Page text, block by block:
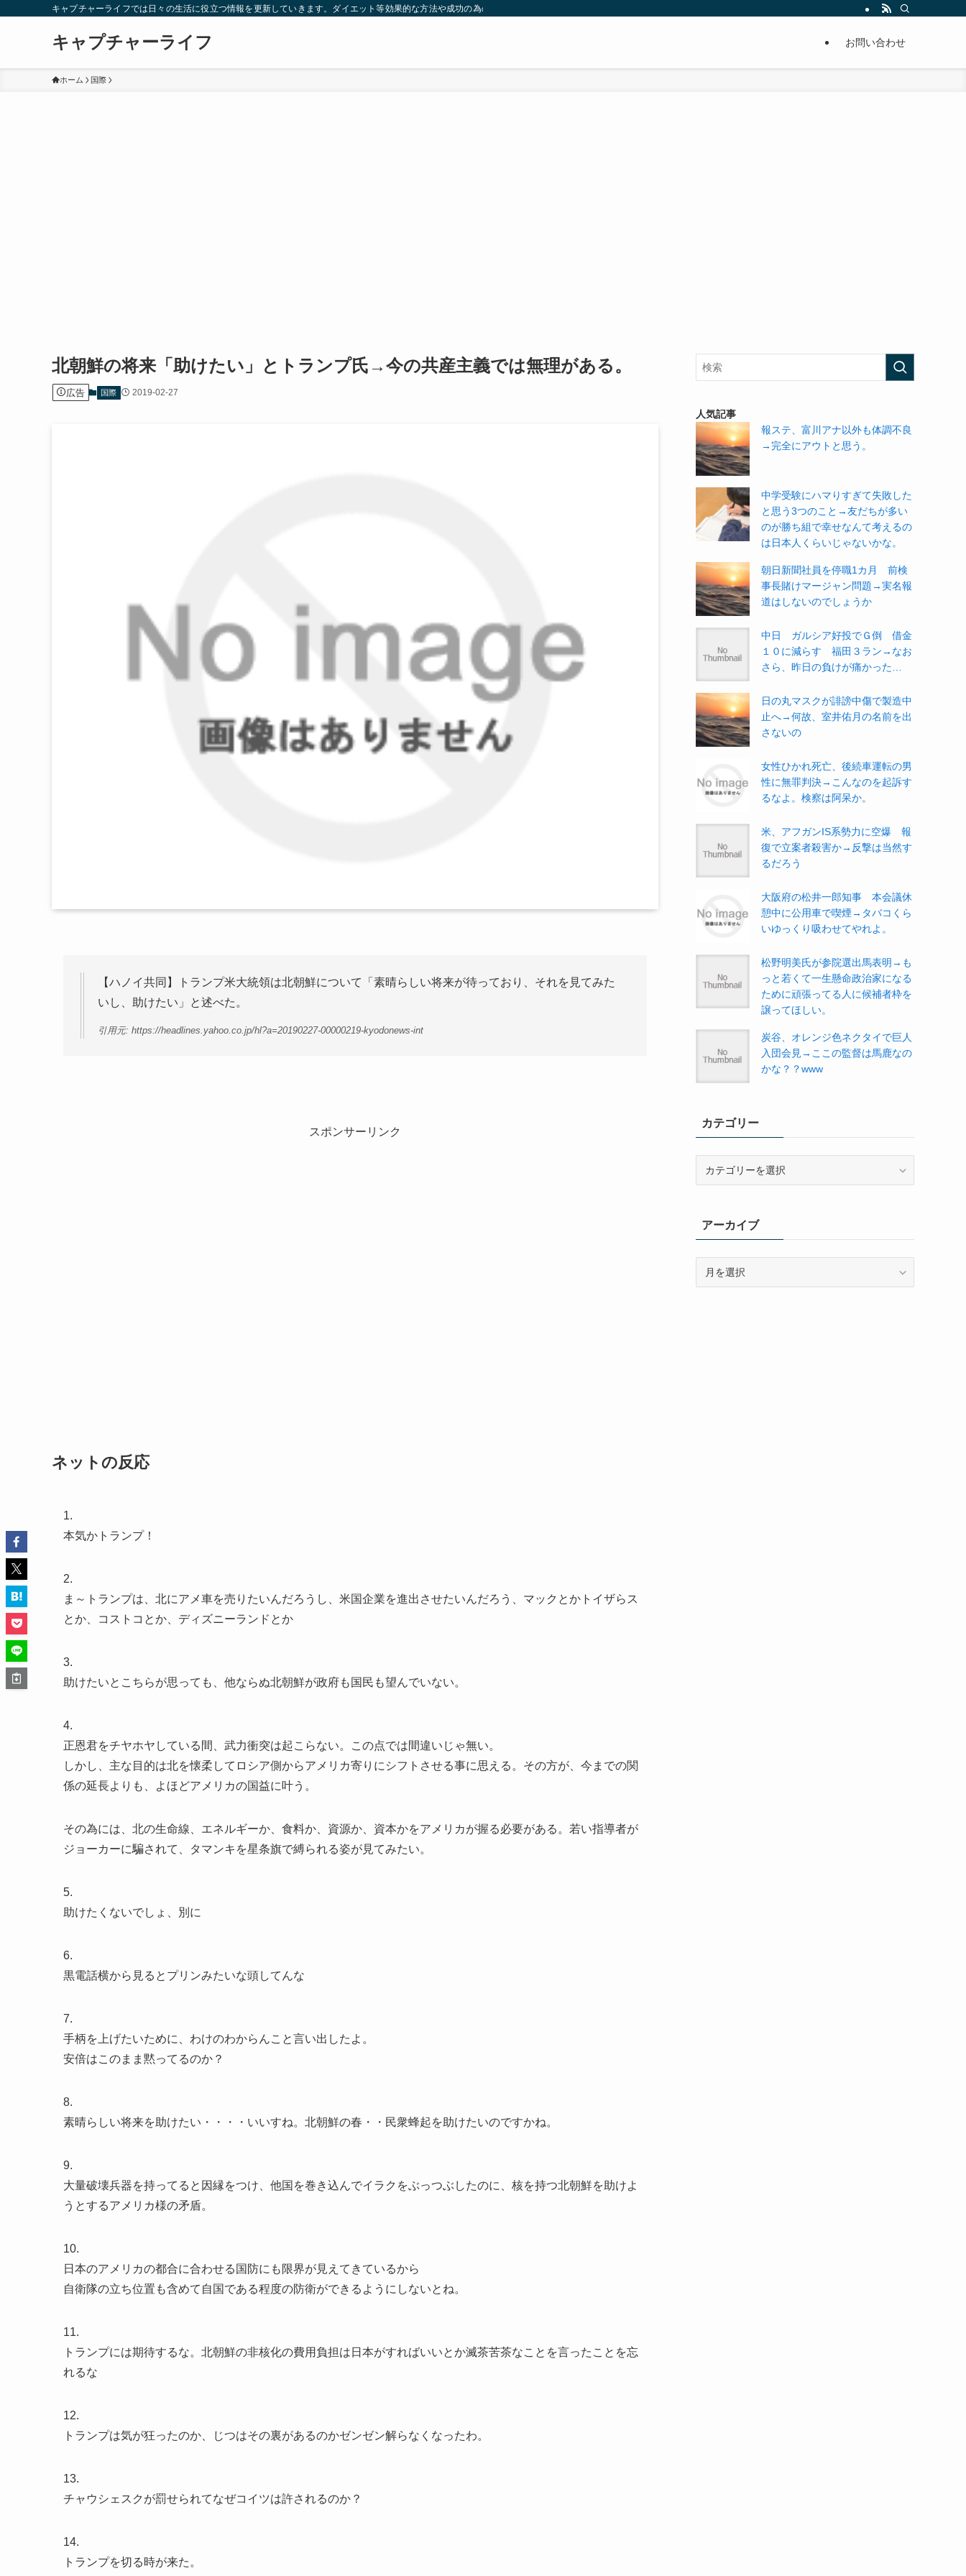
キャプチャーライフでは日々の生活に役立つ情報を更新していきます。ダイエット等効果的な方法や成功の為の秘訣等。太ったり悩んでいる方々が簡単に痩せることが出来るように分かりやすくまとめています。
キャプチャーライフ お問い合わせ
ホーム 国際
北朝鮮の将来「助けたい」とトランプ氏→今の共産主義では無理がある。
広告 国際 2019-02-27
【ハノイ共同】トランプ米大統領は北朝鮮について「素晴らしい将来が待っており、それを見てみた
いし、助けたい」と述べた。
引用元: https://headlines.yahoo.co.jp/hl?a=20190227-00000219-kyodonews-int
スポンサーリンク
ネットの反応
1.
本気かトランプ！
2.
ま～トランプは、北にアメ車を売りたいんだろうし、米国企業を進出させたいんだろう、マックとかトイザらス
とか、コストコとか、ディズニーランドとか
3.
助けたいとこちらが思っても、他ならぬ北朝鮮が政府も国民も望んでいない。
4.
正恩君をチヤホヤしている間、武力衝突は起こらない。この点では間違いじゃ無い。
しかし、主な目的は北を懐柔してロシア側からアメリカ寄りにシフトさせる事に思える。その方が、今までの関
係の延長よりも、よほどアメリカの国益に叶う。
その為には、北の生命線、エネルギーか、食料か、資源か、資本かをアメリカが握る必要がある。若い指導者が
ジョーカーに騙されて、タマンキを星条旗で縛られる姿が見てみたい。
5.
助けたくないでしょ、別に
6.
黒電話横から見るとプリンみたいな頭してんな
7.
手柄を上げたいために、わけのわからんこと言い出したよ。
安倍はこのまま黙ってるのか？
8.
素晴らしい将来を助けたい・・・・いいすね。北朝鮮の春・・民衆蜂起を助けたいのですかね。
9.
大量破壊兵器を持ってると因縁をつけ、他国を巻き込んでイラクをぶっつぶしたのに、核を持つ北朝鮮を助けよ
うとするアメリカ様の矛盾。
10.
日本のアメリカの都合に合わせる国防にも限界が見えてきているから
自衛隊の立ち位置も含めて自国である程度の防衛ができるようにしないとね。
11.
トランプには期待するな。北朝鮮の非核化の費用負担は日本がすればいいとか滅茶苦茶なことを言ったことを忘
れるな
12.
トランプは気が狂ったのか、じつはその裏があるのかゼンゼン解らなくなったわ。
13.
チャウシェスクが罰せられてなぜコイツは許されるのか？
14.
トランプを切る時が来た。
人気記事
報ステ、富川アナ以外も体調不良
→完全にアウトと思う。
中学受験にハマりすぎて失敗した
と思う3つのこと→友だちが多い
のが勝ち組で幸せなんて考えるの
は日本人くらいじゃないかな。
朝日新聞社員を停職1カ月 前検
事長賭けマージャン問題→実名報
道はしないのでしょうか
中日 ガルシア好投でＧ倒 借金
１０に減らす 福田３ラン→なお
さら、昨日の負けが痛かった…
日の丸マスクが誹謗中傷で製造中
止へ→何故、室井佑月の名前を出
さないの
女性ひかれ死亡、後続車運転の男
性に無罪判決→こんなのを起訴す
るなよ。検察は阿呆か。
米、アフガンIS系勢力に空爆 報
復で立案者殺害か→反撃は当然す
るだろう
大阪府の松井一郎知事 本会議休
憩中に公用車で喫煙→タバコくら
いゆっくり吸わせてやれよ。
松野明美氏が参院選出馬表明→も
っと若くて一生懸命政治家になる
ために頑張ってる人に候補者枠を
譲ってほしい。
炭谷、オレンジ色ネクタイで巨人
入団会見→ここの監督は馬鹿なの
かな？？www
カテゴリー
ーアーカイブ